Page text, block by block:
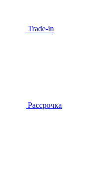
Trade-in
Рассрочка